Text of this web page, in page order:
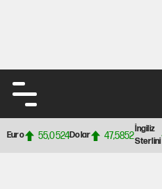
Euro 55,0524Dolar 47,5852
İngiliz
Sterlini